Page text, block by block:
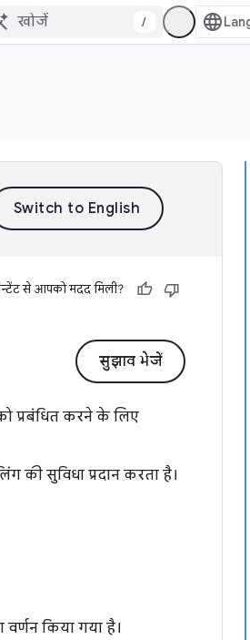
/
से आपको मदद मिली?
सुझाव भेजें
प्रबंधित करने के लिए
की सुविधा प्रदान करता है।
किया गया है।